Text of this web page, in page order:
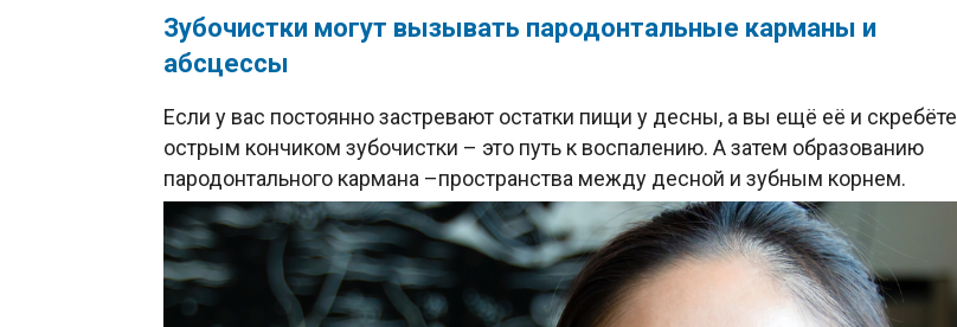
Зубочистки могут вызывать пародонтальные карманы и
абсцессы
Если у вас постоянно застревают остатки пищи у десны, а вы ещё её и скребёте
острым кончиком зубочистки – это путь к воспалению. А затем образованию
пародонтального кармана –пространства между десной и зубным корнем.